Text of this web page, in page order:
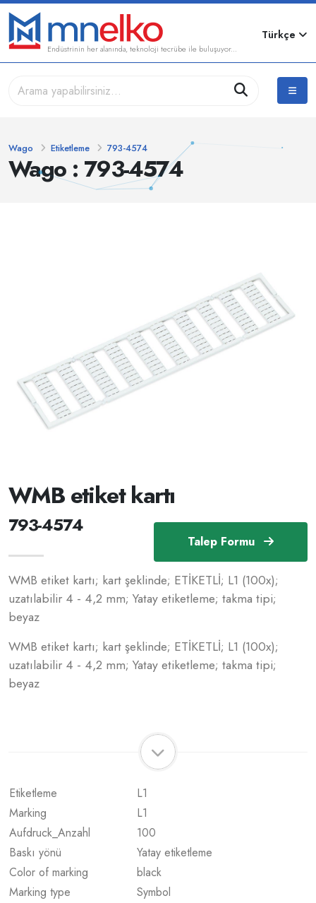
Endüstrinin her alanında, teknoloji tecrübe ile buluşuyor...
Türkçe
Wago : 793-4574
Wago Etiketleme 793-4574
Talep Formu
WMB etiket kartı
793-4574
WMB etiket kartı; kart şeklinde; ETİKETLİ; L1 (100x);
uzatılabilir 4 - 4,2 mm; Yatay etiketleme; takma tipi;
beyaz
WMB etiket kartı; kart şeklinde; ETİKETLİ; L1 (100x);
uzatılabilir 4 - 4,2 mm; Yatay etiketleme; takma tipi;
beyaz
Etiketleme
L1
Marking
L1
Aufdruck_Anzahl
100
Baskı yönü
Yatay etiketleme
Color of marking
black
Marking type
Symbol